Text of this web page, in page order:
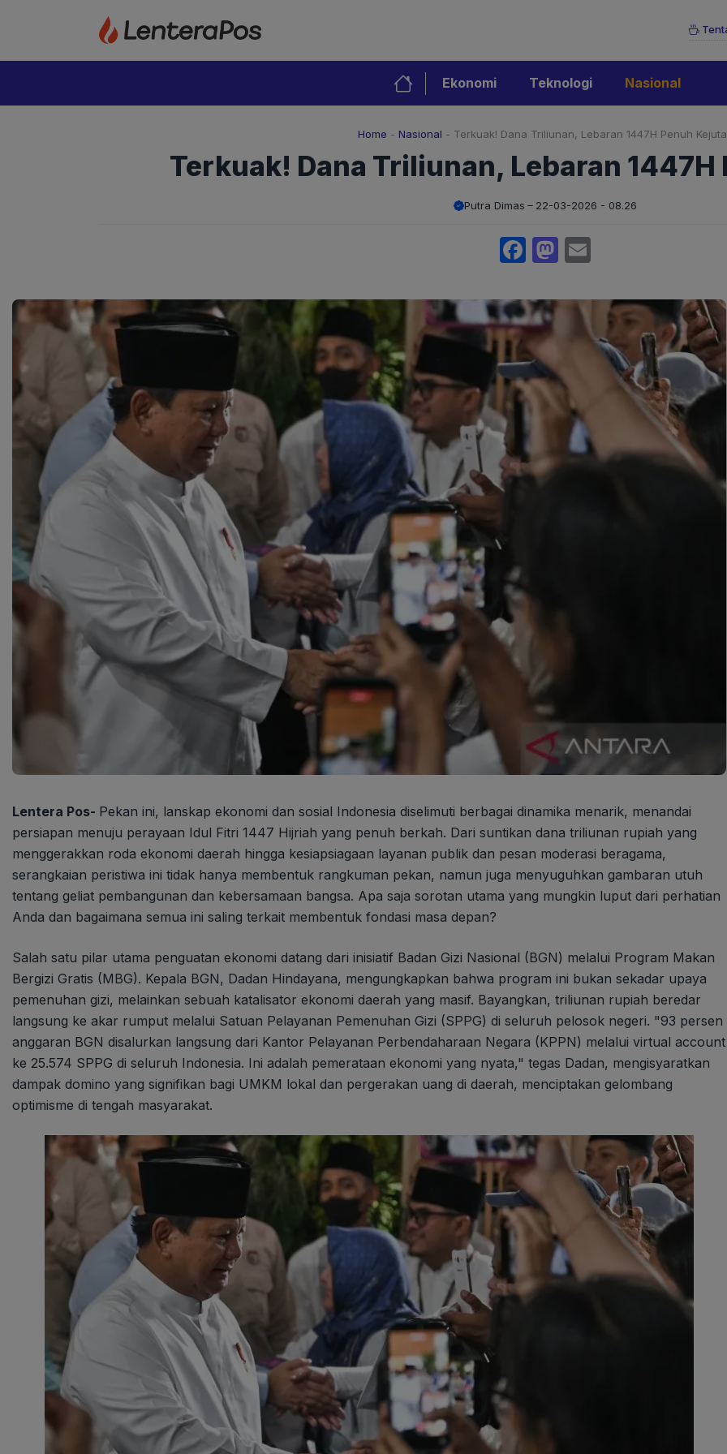
Ekonomi Teknologi Nasional
Home - Nasional - Terkuak! Dana Triliunan, Lebaran 1447H Penuh
Terkuak! Dana Triliunan, Lebaran 1447H
Putra Dimas 22-03-2026 - 08.26
Facebook
Mastodon
Lentera Pos- Pekan ini, lanskap ekonomi dan sosial Indonesia diselimuti berbagai dinamika menarik, menandai
persiapan menuju perayaan Idul Fitri 1447 Hijriah yang penuh berkah. Dari suntikan dana triliunan rupiah yang
menggerakkan roda ekonomi daerah hingga kesiapsiagaan layanan publik dan pesan moderasi beragama,
serangkaian peristiwa ini tidak hanya membentuk rangkuman pekan, namun juga menyuguhkan gambaran utuh
tentang geliat pembangunan dan kebersamaan bangsa. Apa saja sorotan utama yang mungkin luput dari perhatian
Anda dan bagaimana semua ini saling terkait membentuk fondasi masa depan?
Salah satu pilar utama penguatan ekonomi datang dari inisiatif Badan Gizi Nasional (BGN) melalui Program Makan
Bergizi Gratis (MBG). Kepala BGN, Dadan Hindayana, mengungkapkan bahwa program ini bukan sekadar upaya
pemenuhan gizi, melainkan sebuah katalisator ekonomi daerah yang masif. Bayangkan, triliunan rupiah beredar
langsung ke akar rumput melalui Satuan Pelayanan Pemenuhan Gizi (SPPG) di seluruh pelosok negeri. "93 persen
anggaran BGN disalurkan langsung dari Kantor Pelayanan Perbendaharaan Negara (KPPN) melalui virtual account
ke 25.574 SPPG di seluruh Indonesia. Ini adalah pemerataan ekonomi yang nyata," tegas Dadan, mengisyaratkan
dampak domino yang signifikan bagi UMKM lokal dan pergerakan uang di daerah, menciptakan gelombang
optimisme di tengah masyarakat.